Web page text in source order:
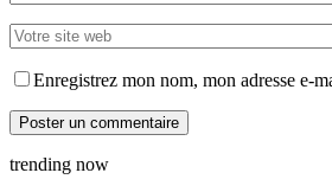
Enregistrez mon nom, mon adresse e-
trending now